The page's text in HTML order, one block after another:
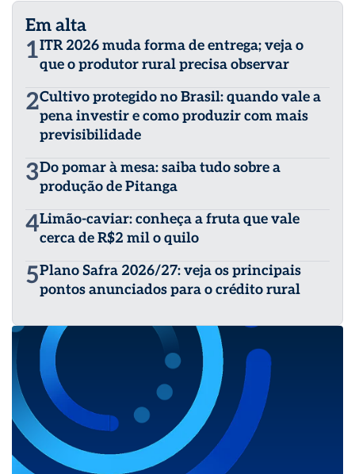
Em alta
1ITR 2026 muda forma de entrega; veja o
que o produtor rural precisa observar
2Cultivo protegido no Brasil: quando vale a
pena investir e como produzir com mais
previsibilidade
3Do pomar à mesa: saiba tudo sobre a
produção de Pitanga
4Limão-caviar: conheça a fruta que vale
cerca de R$2 mil o quilo
5Plano Safra 2026/27: veja os principais
pontos anunciados para o crédito rural